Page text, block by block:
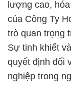
lượng cao,
của Công Ty
trò quan trọng
Sự tinh khiết
quyết định đối
nghiệp trong